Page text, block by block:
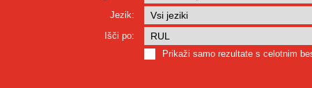
Jezik:
Išči po:
Prikaži samo rezultate s celotnim